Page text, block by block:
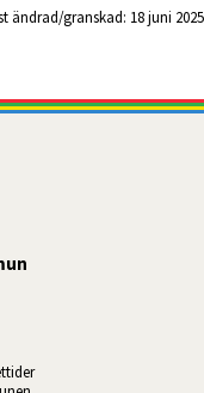
ändrad/granskad: 18 juni 2025